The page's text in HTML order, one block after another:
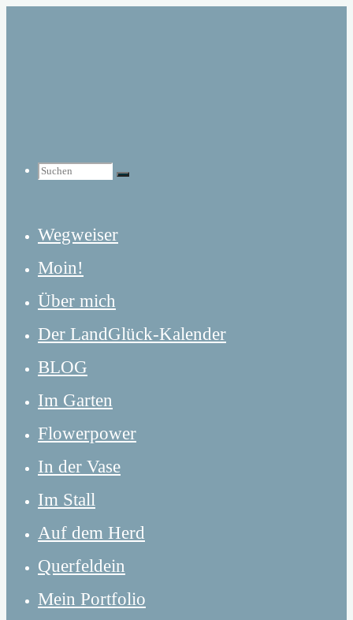
Suchen
Suchen
nach:
Suchen
Wegweiser
Moin!
Über mich
Der LandGlück-Kalender
BLOG
Im Garten
Flowerpower
In der Vase
Im Stall
Auf dem Herd
Querfeldein
Mein Portfolio